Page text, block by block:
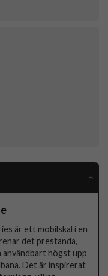
är ett mobilskal i en
det prestanda,
högst upp
Det är inspirerat